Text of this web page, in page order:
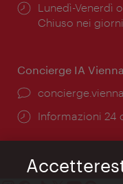
Orari
di
Lunedì-Venerdì
Chiuso nei
Concierge IA Vienna
Ort:
Öffnungszeiten:
Informazioni 24